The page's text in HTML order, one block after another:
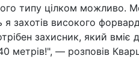
типу цілком
я захотів високого
захисник, який вміє
метрів!", — розповів